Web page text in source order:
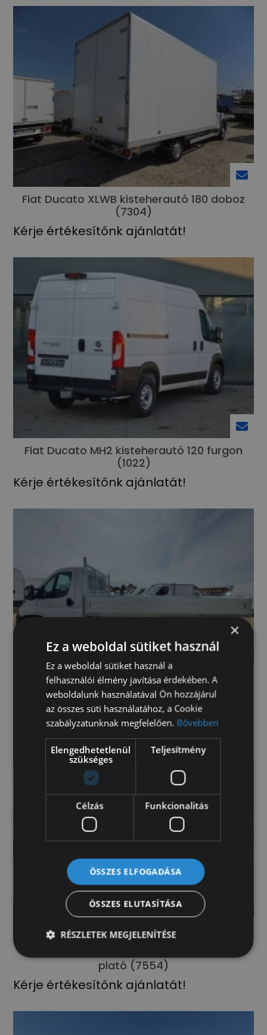
Fiat Ducato XLWB kisteherautó 180 doboz
(7304)
Kérje értékesítőnk ajánlatát!
Fiat Ducato MH2 kisteherautó 120 furgon
(1022)
Kérje értékesítőnk ajánlatát!
Fiat Ducato LWB kisteherautó 180 billencs
(7308)
Kérje értékesítőnk ajánlatát!
Fiat Ducato XLWB -mm kisteherautó 180
plató (7554)
Kérje értékesítőnk ajánlatát!
×
Ez a weboldal sütiket használ
Ez a weboldal sütiket használ a
felhasználói élmény javítása érdekében. A
weboldalunk használatával Ön hozzájárul
az összes süti használatához, a Cookie
szabályzatunknak megfelelően. Bővebben
Elengedhetetlenül
szükséges
Teljesítmény
Célzás Funkcionalitás
ÖSSZES ELFOGADÁSA
ÖSSZES ELUTASÍTÁSA
RÉSZLETEK MEGJELENÍTÉSE